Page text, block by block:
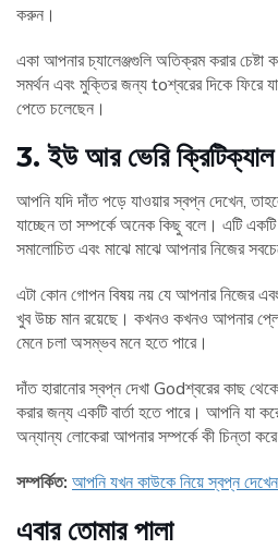
করুন।
একা আপনার চ্যালেঞ্জগুলি অতিক্রম করার চেষ্টা
সমর্থন এবং মুক্তির জন্য toশ্বরের দিকে ফিরে
পেতে চলেছেন।
3. ইউ আর ভেরি
আপনি যদি দাঁত পড়ে যাওয়ার স্বপ্ন দেখেন,
যাচ্ছেন তা সম্পর্কে অনেক কিছু বলে। এটি
সমালোচিত এবং মাঝে মাঝে আপনার নিজের
এটা কোন গোপন বিষয় নয় যে আপনার নিজের
খুব উচ্চ মান রয়েছে। কখনও কখনও আপনার
মেনে চলা অসম্ভব মনে হতে পারে।
দাঁত হারানোর স্বপ্ন দেখা Godশ্বরের কাছ
করার জন্য একটি বার্তা হতে পারে। আপনি যা
অন্যান্য লোকেরা আপনার সম্পর্কে কী চিন্তা
সম্পর্কিত: আপনি যখন কাউকে নিয়ে স্বপ্ন
এবার তোমার পালা